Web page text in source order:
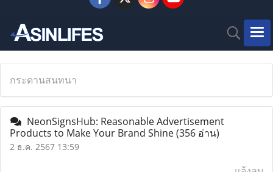
กระดานสนทนา
NeonSignsHub: Reasonable Advertisement
Products to Make Your Brand Shine(356 อ่าน)
2 ธ.ค. 2567 13:59